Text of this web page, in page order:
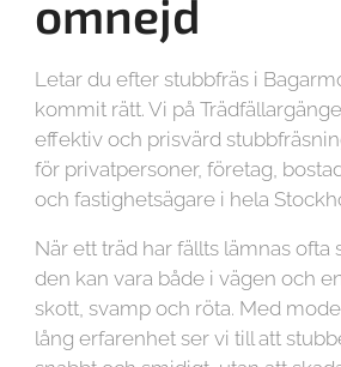
omnejd
Letar du efter stubbfräs i
kommit rätt. Vi på
effektiv och prisvärd
för privatpersoner, företag,
och fastighetsägare i hela
När ett träd har fällts lämnas ofta
den kan vara både i vägen och
skott, svamp och röta. Med
lång erfarenhet ser vi till att